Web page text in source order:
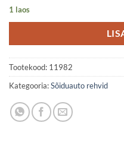
1 laos
Tootekood: 11982
Kategooria:Sõiduauto rehvid